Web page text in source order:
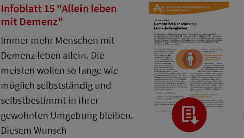
Infoblatt 15 "Allein leben
mit Demenz"
Immer mehr Menschen mit
Demenz leben allein. Die
meisten wollen so lange wie
möglich selbstständig und
selbstbestimmt in ihrer
gewohnten Umgebung bleiben.
Diesem Wunsch